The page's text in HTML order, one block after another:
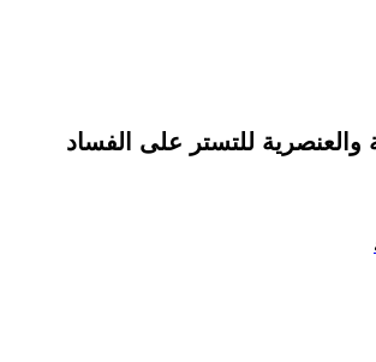
والعنصرية للتستر على الفساد